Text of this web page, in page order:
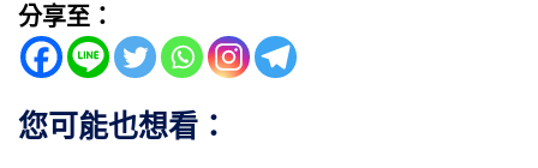
分享至：
您可能也想看：